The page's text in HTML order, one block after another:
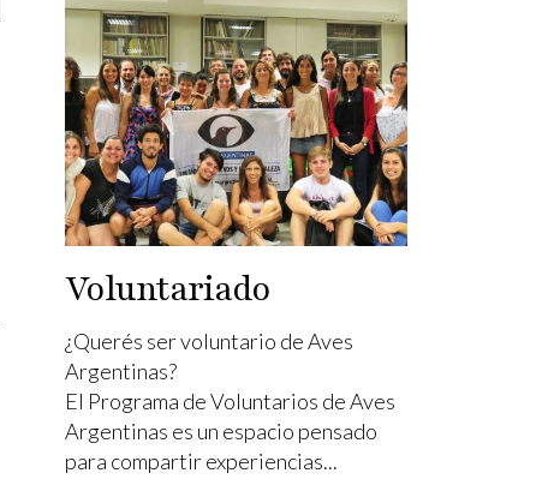
Voluntariado
¿Querés ser voluntario de Aves
Argentinas?
El Programa de Voluntarios de Aves
Argentinas es un espacio pensado
para compartir experiencias...